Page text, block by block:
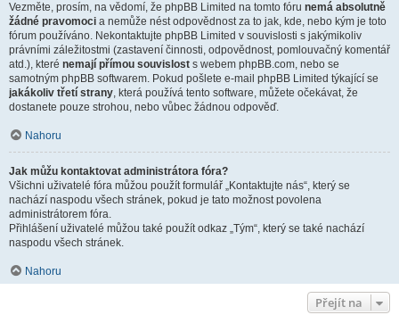
Vezměte, prosím, na vědomí, že phpBB Limited na tomto fóru nemá absolutně
žádné pravomoci a nemůže nést odpovědnost za to jak, kde, nebo kým je toto
fórum používáno. Nekontaktujte phpBB Limited v souvislosti s jakýmikoliv
právními záležitostmi (zastavení činnosti, odpovědnost, pomlouvačný komentář
atd.), které nemají přímou souvislost s webem phpBB.com, nebo se
samotným phpBB softwarem. Pokud pošlete e-mail phpBB Limited týkající se
jakákoliv třetí strany, která používá tento software, můžete očekávat, že
dostanete pouze strohou, nebo vůbec žádnou odpověď.
Nahoru
Jak můžu kontaktovat administrátora fóra?
Všichni uživatelé fóra můžou použít formulář „Kontaktujte nás“, který se
nachází naspodu všech stránek, pokud je tato možnost povolena
administrátorem fóra.
Přihlášení uživatelé můžou také použít odkaz „Tým“, který se také nachází
naspodu všech stránek.
Nahoru
Přejít na